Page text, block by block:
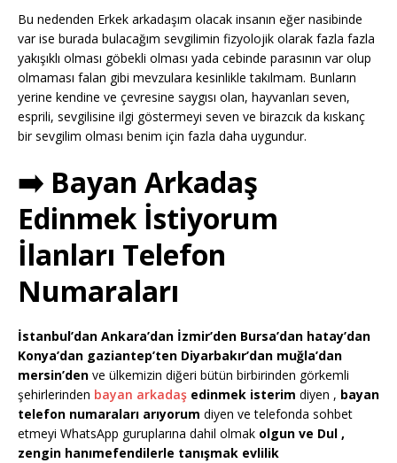
Bu nedenden Erkek arkadaşım olacak insanın eğer nasibinde
var ise burada bulacağım sevgilimin fizyolojik olarak fazla fazla
yakışıklı olması göbekli olması yada cebinde parasının var olup
olmaması falan gibi mevzulara kesinlikle takılmam. Bunların
yerine kendine ve çevresine saygısı olan, hayvanları seven,
esprili, sevgilisine ilgi göstermeyi seven ve birazcık da kıskanç
bir sevgilim olması benim için fazla daha uygundur.
➡️ Bayan Arkadaş
Edinmek İstiyorum
İlanları Telefon
Numaraları
İstanbul’dan Ankara’dan İzmir’den Bursa’dan hatay’dan
Konya’dan gaziantep’ten Diyarbakır’dan muğla’dan
mersin’den ve ülkemizin diğeri bütün birbirinden görkemli
şehirlerinden bayan arkadaş edinmek isterim diyen , bayan
telefon numaraları arıyorum diyen ve telefonda sohbet
etmeyi WhatsApp guruplarına dahil olmak olgun ve Dul ,
zengin hanımefendilerle tanışmak evlilik